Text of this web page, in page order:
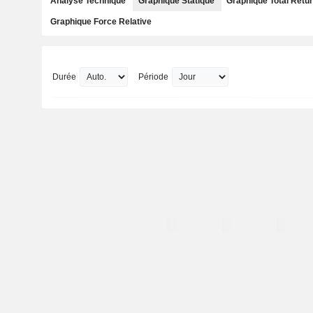
Graphique Force Relative
Durée Période